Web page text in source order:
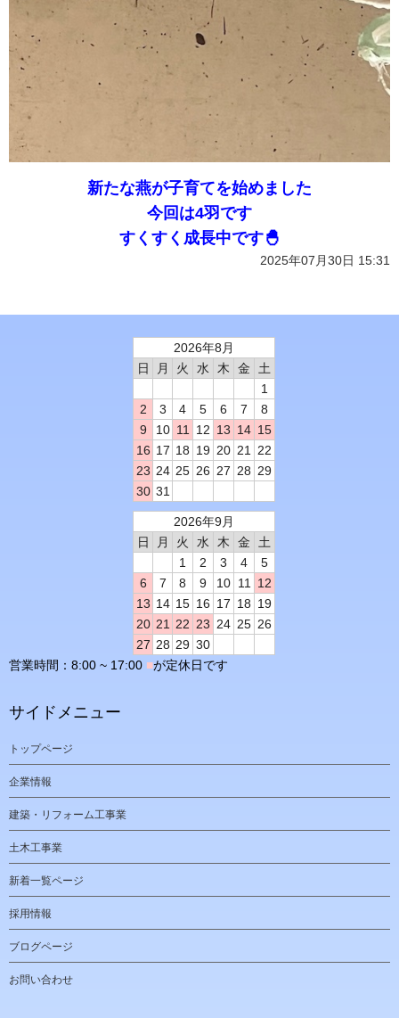
新たな燕が子育てを始めました
今回は4羽です
すくすく成長中です🐣
2025年07月30日 15:31
2026年8月
日
月 火 水 木 金
土
1
2
3 4 5 6 7
8
9
10 11 12 13 14 15
16 17 18 19 20 21
22
23 24 25 26 27 28 29
30 31
2026年9月
日
月 火 水 木 金
土
1
2 3 4
5
6
7 8 9 10 11
12
13 14 15 16 17 18 19
20 21 22 23 24 25 26
27 28 29 30
営業時間：8:00 ~ 17:00 ■が定休日です
サイドメニュー
トップページ
企業情報
建築・リフォーム工事業
土木工事業
新着一覧ページ
採用情報
ブログページ
お問い合わせ